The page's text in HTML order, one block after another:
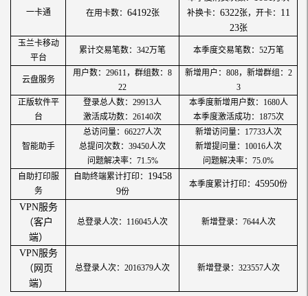
一卡通 在用卡数： 64192张
补换卡： 6322张，开卡：
11
23张
玉兰卡移动
平台
累计交易笔数：342万笔 本季度交易笔数：52万笔
云盘服务
用户数：29611，群组数：8
22
新增用户：808，新增群组：2
3
正版软件平
台
登录总人数：29913人
激活成功数：26140次
本季度新增用户数：1680人
本季度激活成功：1875次
智能助手
总访问量：66227人次
总提问次数：39450人次
问题解决率：71.5%
新增访问量：17733人次
新增提问量：10016人次
问题解决率：75.0%
自助打印服
务
自助终端累计打印：
19458
9份
本季度累计打印： 45950份
VPN服务
（客户
端）
总登录人次：116045人次 新增登录：7644人次
VPN服务
（网页
端）
总登录人次：2016379人次 新增登录：323557人次